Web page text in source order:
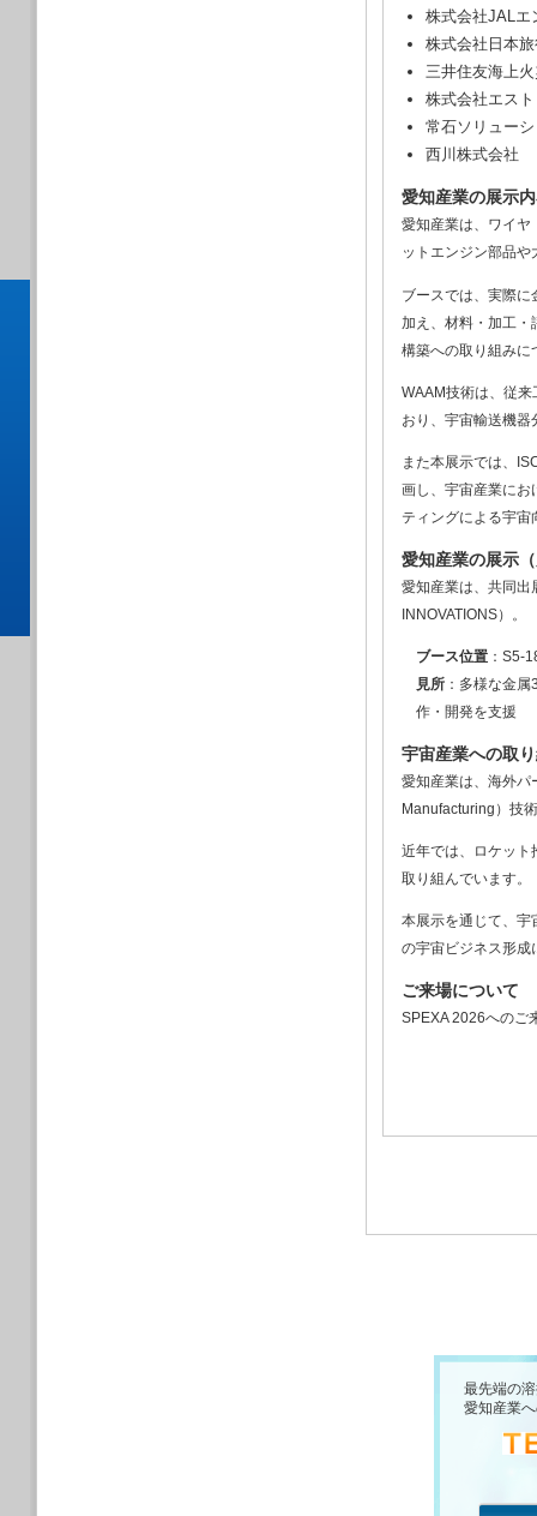
株式会社JALエ
株式会社日本
三井住友海上
株式会社エス
常石ソリュー
西川株式会社
愛知産業の展示
愛知産業は、ワイヤ
ットエンジン部品
ブースでは、実際
加え、材料・加工・
構築への取り組みに
WAAM技術は、従
おり、宇宙輸送機
また本展示では、
画し、宇宙産業にお
ティングによる宇
愛知産業の展示
愛知産業は、共同出
INNOVATIONS）。
ブース位置 ：S5-
見所 ：多様な金
作・開発を支援
宇宙産業への取
愛知産業は、海外パ
Manufacturing）技
近年では、ロケット
取り組んでいます。
本展示を通じて、宇
の宇宙ビジネス形成
ご来場について
SPEXA 2026へのご
最先端の
愛知産業